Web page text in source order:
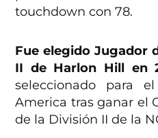
touchdown con 78.
Fue elegido Jugador
II de Harlon Hill en
seleccionado para
America tras ganar el
de la División II de la